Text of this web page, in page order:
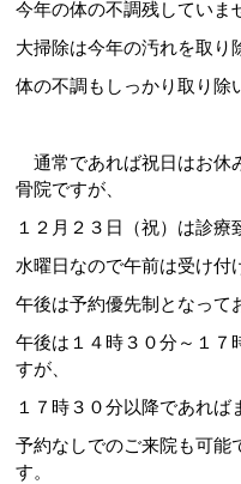
今年の体の不調残していま
大掃除は今年の汚れを取り
体の不調もしっかり取り除
通常であれば祝日はお休
骨院ですが、
１２月２３日（祝）は診
水曜日なので午前は受け付
午後は予約優先制となって
午後は１４時３０分～１７
すが、
１７時３０分以降であれば
予約なしでのご来院も可能
す。